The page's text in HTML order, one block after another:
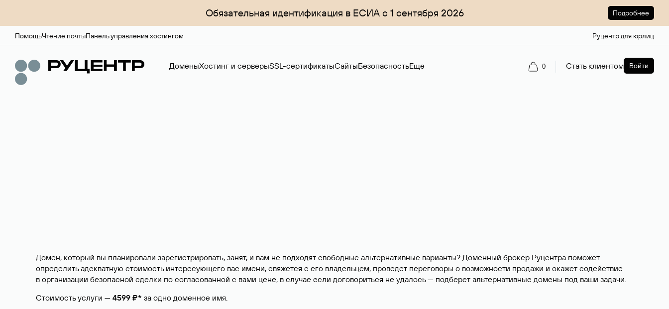
Обязательная идентификация в ЕСИА с 1 сентября 2026 Подробнее
ПомощьЧтение почтыПанель управления хостингом Руцентр для юрлиц
ДоменыХостинг и серверыSSL-сертификатыСайтыБезопасностьЕще 0 Стать клиентом Войти
Домен, который вы планировали зарегистрировать, занят, и вам не подходят свободные альтернативные варианты? Доменный брокер Руцентра поможет
определить адекватную стоимость интересующего вас имени, свяжется с его владельцем, проведет переговоры о возможности продажи и окажет содействие
в организации безопасной сделки по согласованной с вами цене, в случае если договориться не удалось — подберет альтернативные домены под ваши задачи.
Стоимость услуги — 4599 ₽* за одно доменное имя.